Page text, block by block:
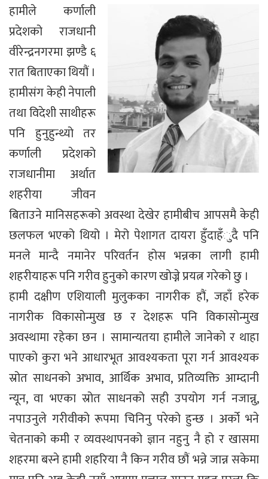
हामीले कर्णाली
प्रदेशको राजधानी
वीरेन्द्रनगरमा झण्डै ६
रात बिताएका थियौं ।
हामीसंग केही नेपाली
तथा विदेशी साथीहरू
पनि हुनुहुन्थ्यो तर
कर्णाली प्रदेशको
राजधानीमा अर्थात
शहरीया जीवन
बिताउने मानिसहरूको अवस्था देखेर हामीबीच आपसमै केही
छलफल भएको थियो । मेरो पेशागत दायरा हुँदाहँुदै पनि
मनले मान्दै नमानेर परिवर्तन होस भन्नका लागी हामी
शहरीयाहरू पनि गरीव हुनुको कारण खोज्ने प्रयत्न गरेको छु ।
हामी दक्षीण एशियाली मुलुकका नागरीक हौं, जहाँ हरेक
नागरीक विकासोन्मुख छ र देशहरू पनि विकासोन्मुख
अवस्थामा रहेका छन । सामान्यतया हामीले जानेको र थाहा
पाएको कुरा भने आधारभूत आवश्यकता पूरा गर्न आवश्यक
स्रोत साधनको अभाव, आर्थिक अभाव, प्रतिव्यक्ति आम्दानी
न्यून, वा भएका स्रोत साधनको सही उपयोग गर्न नजान्नु,
नपाउनुले गरीवीको रूपमा चिनिनु परेको हुन्छ । अर्को भने
चेतनाको कमी र व्यवस्थापनको ज्ञान नहुनु नै हो र खासमा
शहरमा बस्ने हामी शहरिया नै किन गरीव छौं भन्ने जान्न सकेमा